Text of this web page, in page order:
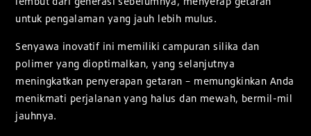
untuk pengalaman yang jauh lebih mulus.
Senyawa inovatif ini memiliki campuran silika dan
polimer yang dioptimalkan, yang selanjutnya
meningkatkan penyerapan getaran – memungkinkan Anda
menikmati perjalanan yang halus dan mewah, bermil-mil
jauhnya.